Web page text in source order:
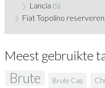
Lancia (5)
Fiat Topolino reserveren
Meest gebruikte
Brute Brute Cap